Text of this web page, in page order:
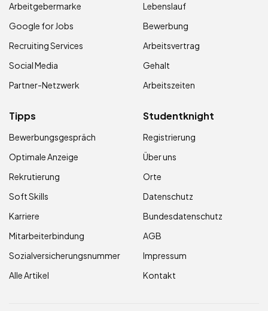
Arbeitgebermarke
Google for Jobs
Recruiting Services
Social Media
Partner-Netzwerk
Lebenslauf
Bewerbung
Arbeitsvertrag
Gehalt
Arbeitszeiten
Tipps
Bewerbungsgespräch
Optimale Anzeige
Rekrutierung
Soft Skills
Karriere
Mitarbeiterbindung
Sozialversicherungsnummer
Alle Artikel
Studentknight
Registrierung
Über uns
Orte
Datenschutz
Bundesdatenschutz
AGB
Impressum
Kontakt